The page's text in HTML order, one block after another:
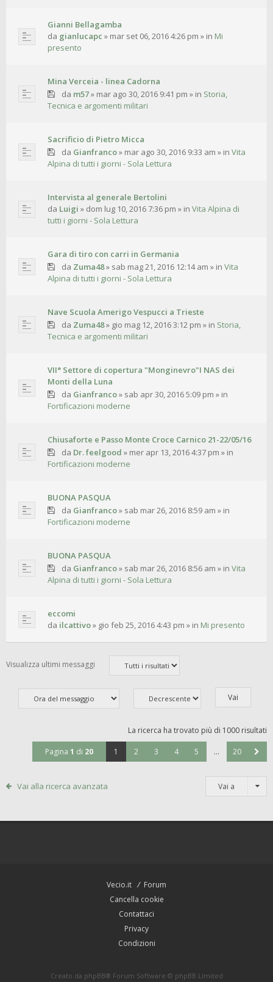
Gianni Bellagamba
da gianlucapc » mar set 06, 2016 4:26 pm » in Mi
presento
Mina Verceia - linea Cadorna
da m57» mar ago 30, 2016 9:41 pm » in Storia,
Tecnica e argomenti militari
Sacrificio di Pietro Micca
da Gianfranco» mar ago 30, 2016 9:33 am » in Vita
Alpina di tutti i giorni - Sola Lettura
Intervista al generale Bertolini
da Luigi » dom lug 10, 2016 7:36 pm » in Vita Alpina di
tutti i giorni - Sola Lettura
Gara di tiro con carri in Germania
da Zuma48» sab mag 21, 2016 12:14 am » in Vita
Alpina di tutti i giorni - Sola Lettura
Nave Scuola Amerigo Vespucci a Trieste
da Zuma48» gio mag 12, 2016 3:12 pm » in Storia,
Tecnica e argomenti militari
VII° Settore di copertura "Monginevro"I NAS dei
Monti della Luna
da Gianfranco» sab apr 30, 2016 5:09 pm » in
Fortificazioni moderne
Chiusaforte e Passo Monte Croce Carnico 21-22/05/16
da Dr. feelgood » mer apr 13, 2016 4:37 pm » in
Fortificazioni moderne
BUONA PASQUA
da Gianfranco» sab mar 26, 2016 8:59 am » in
Fortificazioni moderne
BUONA PASQUA
da Gianfranco» sab mar 26, 2016 8:56 am » in Vita
Alpina di tutti i giorni - Sola Lettura
eccomi
da ilcattivo» gio feb 25, 2016 4:43 pm » in Mi presento
Visualizza ultimi messaggi
La ricerca ha trovato più di 1000 risultati
Pagina 1 di 20 1 2 3 4 5 … 20
Vai alla ricerca avanzata Vai a
Vecio.it
Forum
Cancella cookie
Contattaci
Privacy
Condizioni
Creato da phpBB® Forum Software © phpBB Limited